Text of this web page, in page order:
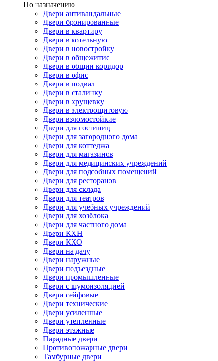
По назначению
Двери антивандальные
Двери бронированные
Двери в квартиру
Двери в котельную
Двери в новостройку
Двери в общежитие
Двери в общий коридор
Двери в офис
Двери в подвал
Двери в сталинку
Двери в хрущевку
Двери в электрощитовую
Двери взломостойкие
Двери для гостиниц
Двери для загородного дома
Двери для коттеджа
Двери для магазинов
Двери для медицинских учреждений
Двери для подсобных помещений
Двери для ресторанов
Двери для склада
Двери для театров
Двери для учебных учреждений
Двери для хозблока
Двери для частного дома
Двери КХН
Двери КХО
Двери на дачу
Двери наружные
Двери подъездные
Двери промышленные
Двери с шумоизоляцией
Двери сейфовые
Двери технические
Двери усиленные
Двери утепленные
Двери этажные
Парадные двери
Противопожарные двери
Тамбурные двери